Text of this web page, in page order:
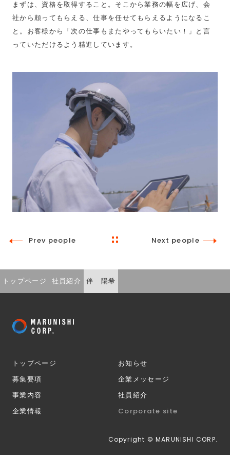
まずは、資格を取得すること。そこから業務の幅を広げ、会
社から頼ってもらえる、仕事を任せてもらえるようになるこ
と。お客様から「次の仕事もまたやってもらいたい！」と言
っていただけるよう精進しています。
Prev people Next people
トップページ 社員紹介 伴 陽希
トップページ お知らせ
募集要項 企業メッセージ
事業内容 社員紹介
企業情報 Corporate site
Copyright © MARUNISHI CORP.